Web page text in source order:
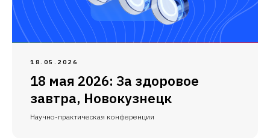
18.05.2026
18 мая 2026: За здоровое
завтра, Новокузнецк
Научно-практическая конференция